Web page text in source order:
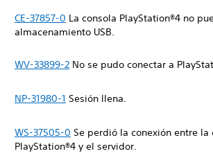
CE-37857-0 La consola PlayStation®4 no
almacenamiento USB.
WV-33899-2 No se pudo conectar a
NP-31980-1 Sesión llena.
WS-37505-0 Se perdió la conexión entre la
PlayStation®4 y el servidor.